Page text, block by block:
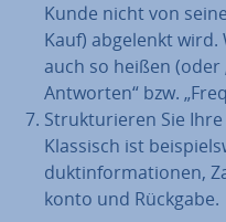
Kunde nicht von
Kauf) abgelenkt wird.
auch so heißen (oder
Antworten“ bzw.
Struk­tu­rie­ren Sie Ihre
Klassisch ist
dukt­in­for­ma­tio­nen,
kon­to und Rückgabe.